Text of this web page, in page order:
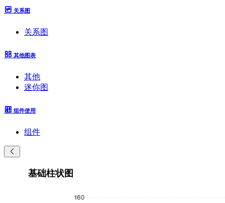
关系图
关系图
其他图表
其他
迷你图
组件使用
组件
基础柱状图